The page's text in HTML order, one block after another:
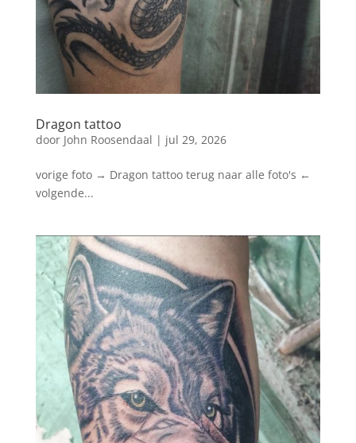
Dragon tattoo
door John Roosendaal | jul 29, 2026
vorige foto → Dragon tattoo terug naar alle foto's ←
volgende...